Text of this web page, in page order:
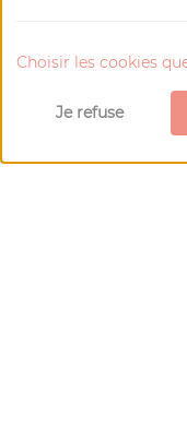
Choisir les cookies
Je refuse